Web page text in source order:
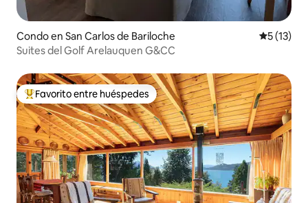
Condo en San Carlos de Bariloche
5 (13)
Suites del Golf Arelauquen G&CC
Favorito entre huéspedes preferido
Favorito entre huéspedes